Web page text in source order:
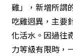
雞」，新增所謂
吃雞迥異，主要
化活水。因過往
力等級有限時，